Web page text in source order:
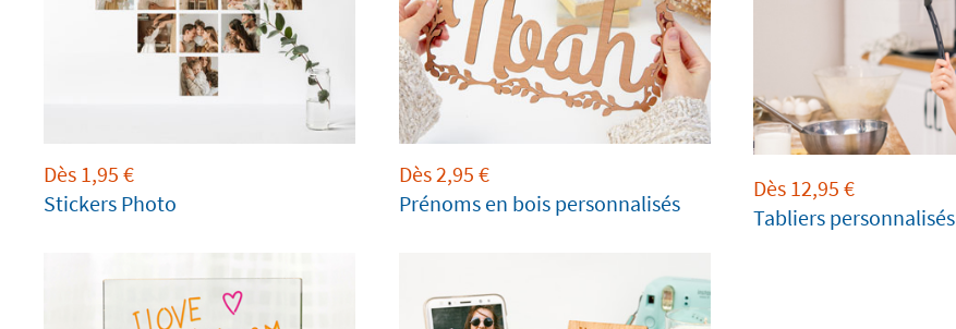
Dès 1,95 €
Stickers Photo
Dès 2,95 €
Prénoms en bois personnalisés
Dès 12,95 €
Tabliers personnalisés